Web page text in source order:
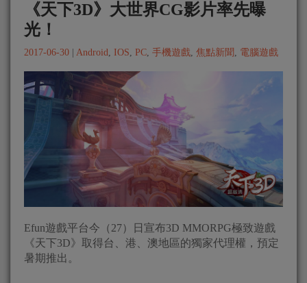
《天下3D》大世界CG影片率先曝
光！
2017-06-30 Android, IOS, PC, 手機遊戲, 焦點新聞 , 電腦遊戲
Efun遊戲平台今（27）日宣布3D MMORPG極致遊戲
《天下3D》取得台、港、澳地區的獨家代理權，預定
暑期推出。